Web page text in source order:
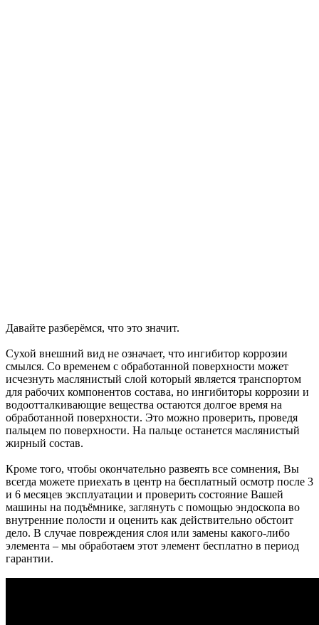
Давайте разберёмся, что это значит.
Сухой внешний вид не означает, что ингибитор коррозии
смылся. Со временем с обработанной поверхности может
исчезнуть маслянистый слой который является транспортом
для рабочих компонентов состава, но ингибиторы коррозии и
водоотталкивающие вещества остаются долгое время на
обработанной поверхности. Это можно проверить, проведя
пальцем по поверхности. На пальце останется маслянистый
жирный состав.
Кроме того, чтобы окончательно развеять все сомнения, Вы
всегда можете приехать в центр на бесплатный осмотр после 3
и 6 месяцев эксплуатации и проверить состояние Вашей
машины на подъёмнике, заглянуть с помощью эндоскопа во
внутренние полости и оценить как действительно обстоит
дело. В случае повреждения слоя или замены какого-либо
элемента – мы обработаем этот элемент бесплатно в период
гарантии.